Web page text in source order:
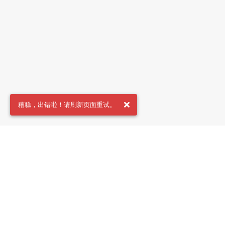
糟糕，出错啦！请刷新页面重试。